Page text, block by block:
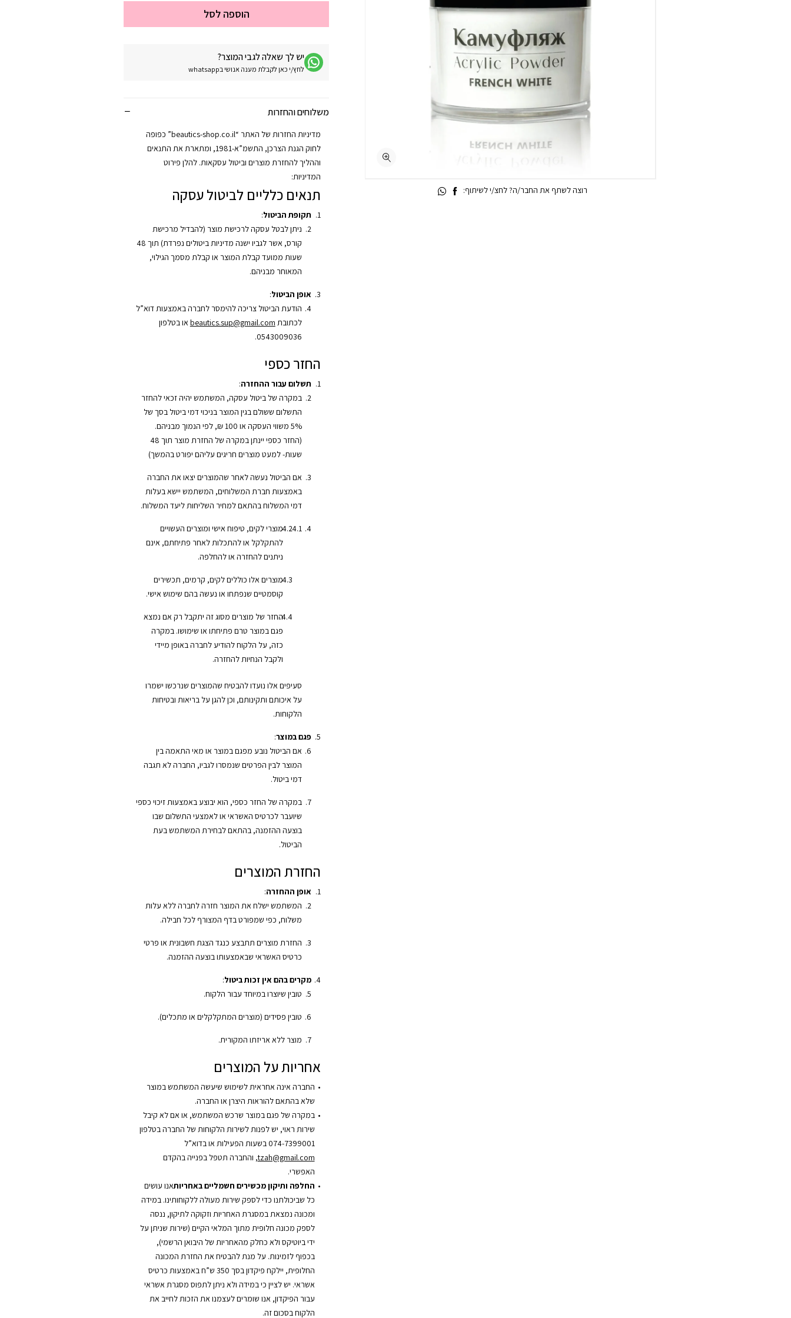
הוספה לסל
יש לך שאלה לגבי המוצר?
לחץ/י כאן לקבלת מענה אנושי בwhatsapp
משלוחים והחזרות
מדיניות החזרות של האתר “beautics-shop.co.il” כפופה
לחוק הגנת הצרכן, התשמ”א-1981, ומתארת את התנאים
וההליך להחזרת מוצרים וביטול עסקאות. להלן פירוט
המדיניות:
תנאים כלליים לביטול עסקה
תקופת הביטול:
ניתן לבטל עסקה לרכישת מוצר (להבדיל מרכישת
קורס, אשר לגביו ישנה מדיניות ביטולים נפרדת) תוך 48
שעות ממועד קבלת המוצר או קבלת מסמך הגילוי,
המאוחר מבניהם.
אופן הביטול:
הודעת הביטול צריכה להימסר לחברה באמצעות דוא”ל
לכתובת beautics.sup@gmail.com או בטלפון
0543009036.
החזר כספי
תשלום עבור ההחזרה:
במקרה של ביטול עסקה, המשתמש יהיה זכאי להחזר
התשלום ששולם בגין המוצר בניכוי דמי ביטול בסך של
5% משווי העסקה או 100 ₪, לפי הנמוך מבניהם.
(החזר כספי יינתן במקרה של החזרת מוצר תוך 48
שעות- למעט מוצרים חריגים עליהם יפורט בהמשך)
אם הביטול נעשה לאחר שהמוצרים יצאו את החברה
באמצעות חברת המשלוחים, המשתמש יישא בעלות
דמי המשלוח בהתאם למחיר השליחות ליעד המשלוח.
מוצרי לקים, טיפוח אישי ומוצרים העשויים
להתקלקל או להתכלות לאחר פתיחתם, אינם
ניתנים להחזרה או להחלפה.
מוצרים אלו כוללים לקים, קרמים, תכשירים
קוסמטיים שנפתחו או נעשה בהם שימוש אישי.
החזר של מוצרים מסוג זה יתקבל רק אם נמצא
פגם במוצר טרם פתיחתו או שימושו. במקרה
כזה, על הלקוח להודיע לחברה באופן מיידי
ולקבל הנחיות להחזרה.
סעיפים אלו נועדו להבטיח שהמוצרים שנרכשו ישמרו
על איכותם ותקינותם, וכן להגן על בריאות ובטיחות
הלקוחות.
פגם במוצר:
אם הביטול נובע מפגם במוצר או מאי התאמה בין
המוצר לבין הפרטים שנמסרו לגביו, החברה לא תגבה
דמי ביטול.
במקרה של החזר כספי, הוא יבוצע באמצעות זיכוי כספי
שיועבר לכרטיס האשראי או לאמצעי התשלום שבו
בוצעה ההזמנה, בהתאם לבחירת המשתמש בעת
הביטול.
החזרת המוצרים
אופן ההחזרה:
המשתמש ישלח את המוצר חזרה לחברה ללא עלות
משלוח, כפי שמפורט בדף המצורף לכל חבילה.
החזרת מוצרים תתבצע כנגד הצגת חשבונית או פרטי
כרטיס האשראי שבאמצעותו בוצעה ההזמנה.
מקרים בהם אין זכות ביטול:
טובין שיוצרו במיוחד עבור הלקוח.
טובין פסידים (מוצרים המתקלקלים או מתכלים).
מוצר ללא אריזתו המקורית.
אחריות על המוצרים
החברה אינה אחראית לשימוש שיעשה המשתמש במוצר
שלא בהתאם להוראות היצרן או החברה.
במקרה של פגם במוצר שרכש המשתמש, או אם לא קיבל
שירות ראוי, יש לפנות לשירות הלקוחות של החברה בטלפון
074-7399001 בשעות הפעילות או בדוא”ל
tzah@gmail.com, והחברה תטפל בפנייה בהקדם
האפשרי.
החלפה ותיקון מכשירים חשמליים באחריותאנו עושים
כל שביכולתנו כדי לספק שירות מעולה ללקוחותינו. במידה
ומכונה נמצאת במסגרת האחריות וזקוקה לתיקון, ננסה
לספק מכונה חלופית מתוך המלאי הקיים (שירות שניתן על
ידי ביוטיקס ולא כחלק מהאחריות של היבואן הרשמי),
בכפוף לזמינות. על מנת להבטיח את החזרת המכונה
החלופית, יילקח פיקדון בסך 350 ש”ח באמצעות כרטיס
אשראי. יש לציין כי במידה ולא ניתן לתפוס מסגרת אשראי
עבור הפיקדון, אנו שומרים לעצמנו את הזכות לחייב את
הלקוח בסכום זה.
רוצה לשתף את החבר/ה? לחצ/י לשיתוף: